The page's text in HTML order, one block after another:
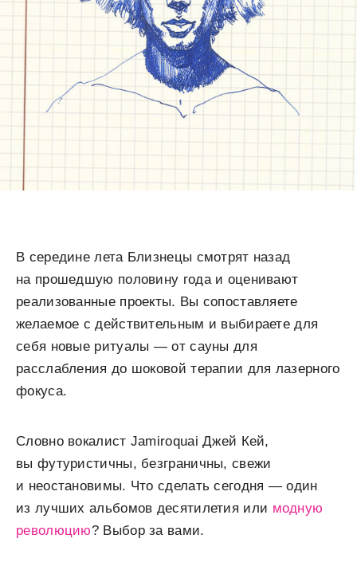
В середине лета Близнецы смотрят назад
на прошедшую половину года и оценивают
реализованные проекты. Вы сопоставляете
желаемое с действительным и выбираете для
себя новые ритуалы — от сауны для
расслабления до шоковой терапии для лазерного
фокуса.
Словно вокалист Jamiroquai Джей Кей,
вы футуристичны, безграничны, свежи
и неостановимы. Что сделать сегодня — один
из лучших альбомов десятилетия или модную
революцию? Выбор за вами.